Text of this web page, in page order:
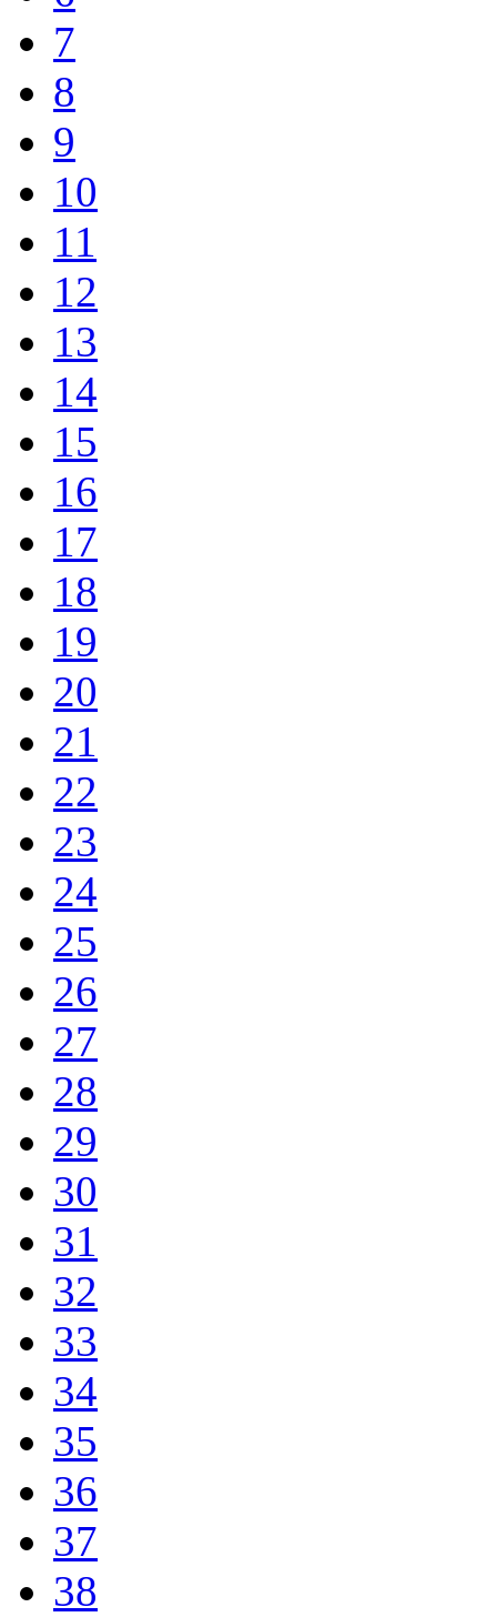
7
8
9
10
11
12
13
14
15
16
17
18
19
20
21
22
23
24
25
26
27
28
29
30
31
32
33
34
35
36
37
38